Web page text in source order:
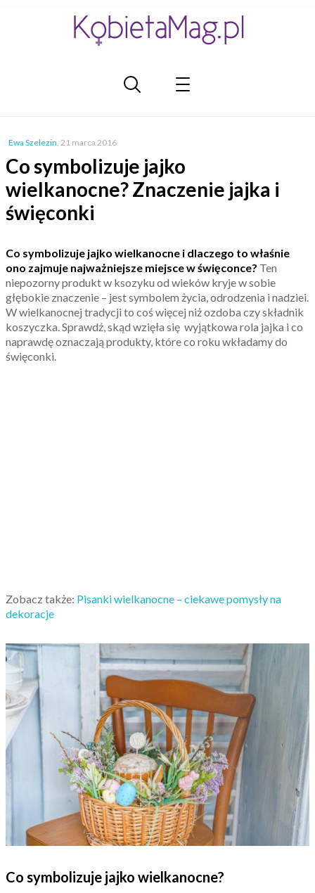
Ewa Szelezin, 21 marca 2016
Co symbolizuje jajko
wielkanocne? Znaczenie jajka i
święconki
Co symbolizuje jajko wielkanocne i dlaczego to właśnie
ono zajmuje najważniejsze miejsce w święconce? Ten
niepozorny produkt w ksozyku od wieków kryje w sobie
głębokie znaczenie – jest symbolem życia, odrodzenia i nadziei.
W wielkanocnej tradycji to coś więcej niż ozdoba czy składnik
koszyczka. Sprawdź, skąd wzięła się wyjątkowa rola jajka i co
naprawdę oznaczają produkty, które co roku wkładamy do
święconki.
Zobacz także: Pisanki wielkanocne – ciekawe pomysły na
dekoracje
Co symbolizuje jajko wielkanocne?